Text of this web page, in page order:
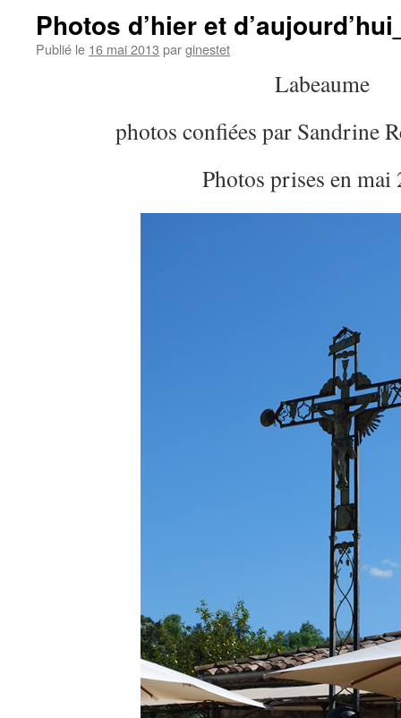
Photos d’hier et
Publié le 16 mai 2013 parginestet
Labeaume
photos confiées par Sandrine
Photos prises en mai